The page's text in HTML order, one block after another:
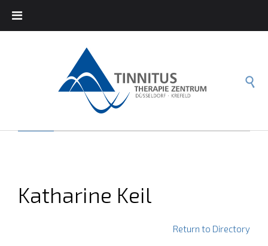

Katharine Keil
Return to Directory